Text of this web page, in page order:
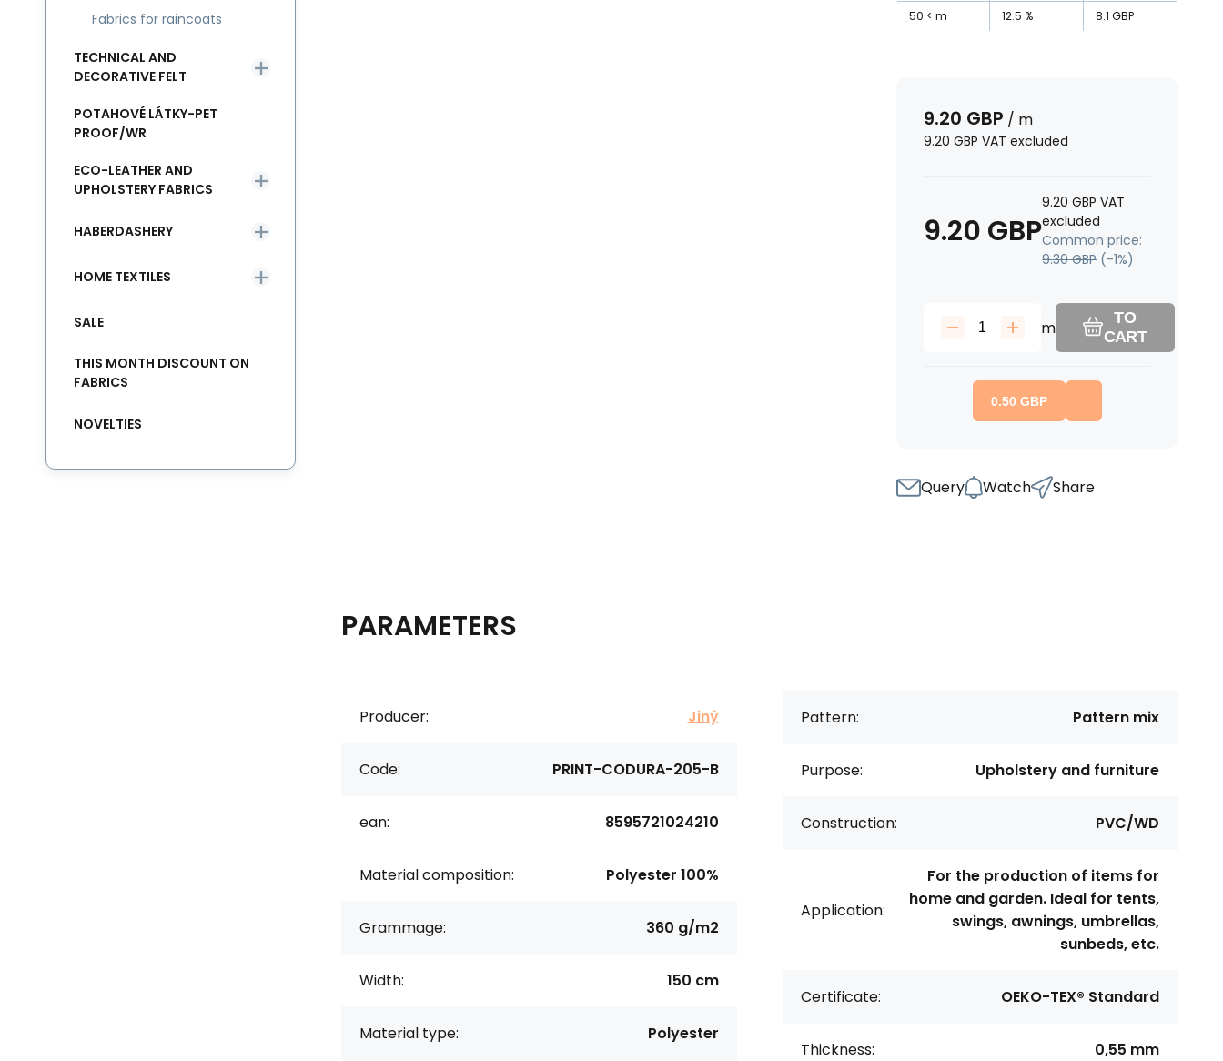
50
m 12.5 % 8.1 GBP
9.20 GBP / m
9.20 GBP VAT excluded
9.20 GBP
9.20 GBP VAT
excluded
Common price:
9.30 GBP (-1%)
m
TO
CART
0.50 GBP
Query Watch Share
PARAMETERS
Producer: Jiný
Code: PRINT-CODURA-205-B
ean: 8595721024210
Material composition: Polyester 100%
Grammage: 360 g/m2
Width: 150 cm
Material type: Polyester
Pattern: Pattern mix
Purpose: Upholstery and furniture
Construction: PVC/WD
Application:
For the production of items for
home and garden. Ideal for tents,
swings, awnings, umbrellas,
sunbeds, etc.
Certificate: OEKO-TEX® Standard
Thickness: 0,55 mm
Fabrics for raincoats
TECHNICAL AND
DECORATIVE FELT
POTAHOVÉ LÁTKY-PET
PROOF/WR
ECO-LEATHER AND
UPHOLSTERY FABRICS
HABERDASHERY
HOME TEXTILES
SALE
THIS MONTH DISCOUNT ON
FABRICS
NOVELTIES